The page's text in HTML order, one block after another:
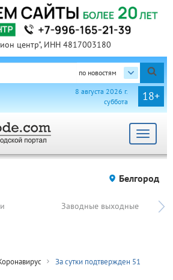
центр", ИНН 4817003180
по новостям
18+
8 августа 2026 г.
суббота
Toggle
Белгород
Заводные выходные
За сутки подтвержден 51